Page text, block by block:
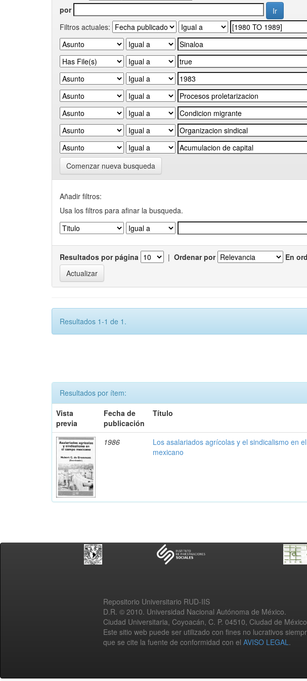
por
Filtros actuales:
Comenzar nueva busqueda
Añadir filtros:
Usa los filtros para afinar la busqueda.
Resultados por página | Ordenar por En
Resultados 1-1 de 1.
Resultados por ítem:
Vista
previa
Fecha de
publicación
Título
1986
Los asalariados agrícolas y el sindicalismo en
mexicano
Repositorio Universitario RUD-IIS
D.R. © 2010. Universidad Nacional Autónoma de México.
Ciudad Universitaria, Coyoacán, C. P. 04510, Ciudad de
Este sitio web puede ser utilizado con fines no lucrativos
que se cite la fuente de conformidad con el AVISO LEGAL.